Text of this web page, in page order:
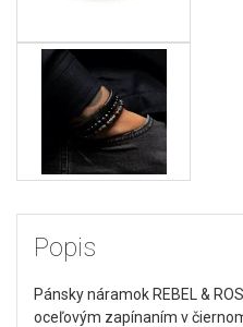
Popis
Pánsky náramok REBEL &
oceľovým zapínaním v